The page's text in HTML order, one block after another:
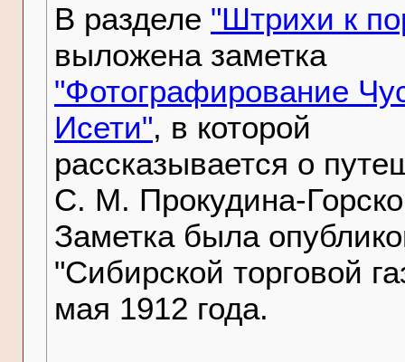
В разделе "Штрихи к
выложена заметка
"Фотографирование
Исети", в которой
рассказывается о
С. М. Прокудина-
Заметка была
"Сибирской торговой
мая 1912 года.